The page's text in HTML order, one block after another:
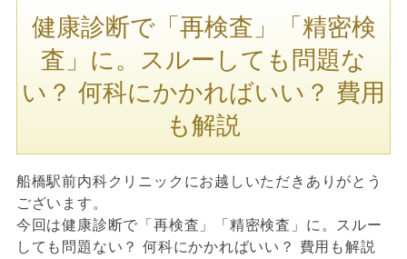
健康診断で「再検査」「精密検
査」に。スルーしても問題な
い？ 何科にかかればいい？ 費用
も解説
船橋駅前内科クリニックにお越しいただきありがとう
ございます。
今回は健康診断で「再検査」「精密検査」に。スルー
しても問題ない？ 何科にかかればいい？ 費用も解説